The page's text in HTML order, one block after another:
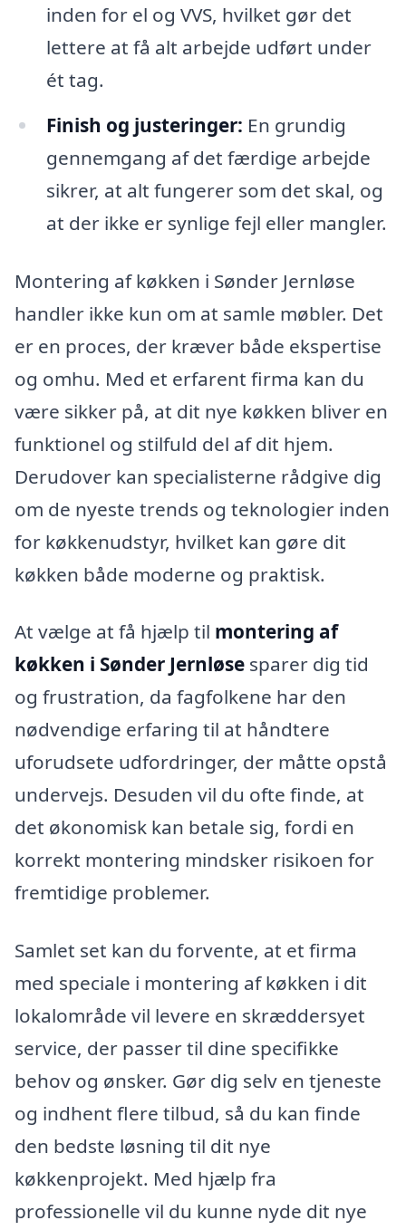
inden for el og VVS, hvilket gør det
lettere at få alt arbejde udført under
ét tag.
Finish og justeringer: En grundig
gennemgang af det færdige arbejde
sikrer, at alt fungerer som det skal, og
at der ikke er synlige fejl eller mangler.
Montering af køkken i Sønder Jernløse
handler ikke kun om at samle møbler. Det
er en proces, der kræver både ekspertise
og omhu. Med et erfarent firma kan du
være sikker på, at dit nye køkken bliver en
funktionel og stilfuld del af dit hjem.
Derudover kan specialisterne rådgive dig
om de nyeste trends og teknologier inden
for køkkenudstyr, hvilket kan gøre dit
køkken både moderne og praktisk.
At vælge at få hjælp til montering af
køkken i Sønder Jernløse sparer dig tid
og frustration, da fagfolkene har den
nødvendige erfaring til at håndtere
uforudsete udfordringer, der måtte opstå
undervejs. Desuden vil du ofte finde, at
det økonomisk kan betale sig, fordi en
korrekt montering mindsker risikoen for
fremtidige problemer.
Samlet set kan du forvente, at et firma
med speciale i montering af køkken i dit
lokalområde vil levere en skræddersyet
service, der passer til dine specifikke
behov og ønsker. Gør dig selv en tjeneste
og indhent flere tilbud, så du kan finde
den bedste løsning til dit nye
køkkenprojekt. Med hjælp fra
professionelle vil du kunne nyde dit nye